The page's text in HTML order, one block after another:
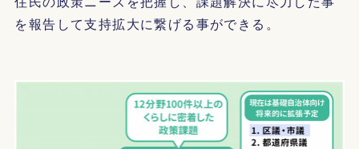
を報告して支持拡大に繋げる事ができる。